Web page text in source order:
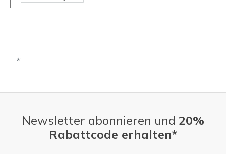
Newsletter abonnieren und 20%
Rabattcode erhalten*